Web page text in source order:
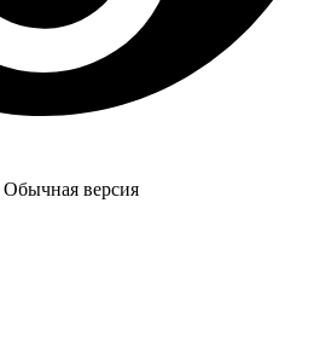
Обычная версия